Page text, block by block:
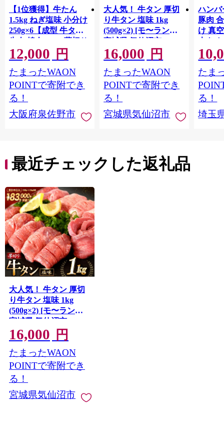
【1位獲得】牛たん
1.5kg ねぎ塩味 小分け
250g×6【成型 牛タン
牛肉 焼肉 BBQ 薄切り
ぎゅうたん スライス
訳あり サイズ不揃
い】 G4721
12,000 円
たまったWAON
POINTで寄附でき
る！
大阪府泉佐野市
大人気！ 牛タン 厚切
り牛タン 塩味 1kg
(500g×2) [モ〜ランド
宮城県 気仙沼市
20564660] 肉 牛肉 精肉
牛たん 牛タン塩 牛た
ん塩 冷凍 焼肉 BBQ ア
ウトドア バーベキュ
ー 厚切り タン
16,000 円
たまったWAON
POINTで寄附でき
る！
宮城県気仙沼市
ハンバ
豚肉
け 真
大き
保存
淡路島
ポーク
き肉
ず 惣
まみ
んのお
たま
る！
埼玉
最近チェックした返礼品
大人気！ 牛タン 厚切
り牛タン 塩味 1kg
(500g×2) [モ〜ランド
宮城県 気仙沼市
20564660] 肉 牛肉 精肉
牛たん 牛タン塩 牛た
ん塩 冷凍 焼肉 BBQ ア
ウトドア バーベキュ
ー 厚切り タン
16,000 円
たまったWAON
POINTで寄附でき
る！
宮城県気仙沼市